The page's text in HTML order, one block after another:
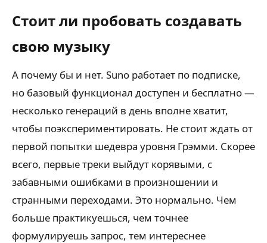
Стоит ли пробовать создавать
свою музыку
А почему бы и нет. Suno работает по подписке,
но базовый функционал доступен и бесплатно —
несколько генераций в день вполне хватит,
чтобы поэкспериментировать. Не стоит ждать от
первой попытки шедевра уровня Грэмми. Скорее
всего, первые треки выйдут корявыми, с
забавными ошибками в произношении и
странными переходами. Это нормально. Чем
больше практикуешься, чем точнее
формулируешь запрос, тем интереснее